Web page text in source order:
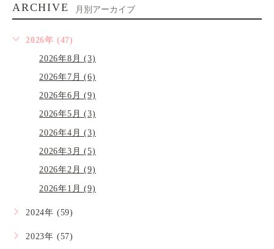
ARCHIVE 月別アーカイブ
2026年 (47)
2026年8月 (3)
2026年7月 (6)
2026年6月 (9)
2026年5月 (3)
2026年4月 (3)
2026年3月 (5)
2026年2月 (9)
2026年1月 (9)
2024年 (59)
2023年 (57)